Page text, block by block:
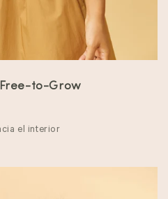
to-Grow
el interior